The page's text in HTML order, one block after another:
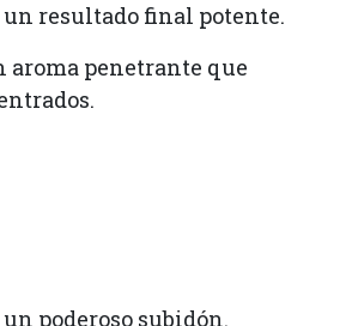
resultado final potente.
aroma penetrante que
poderoso subidón.